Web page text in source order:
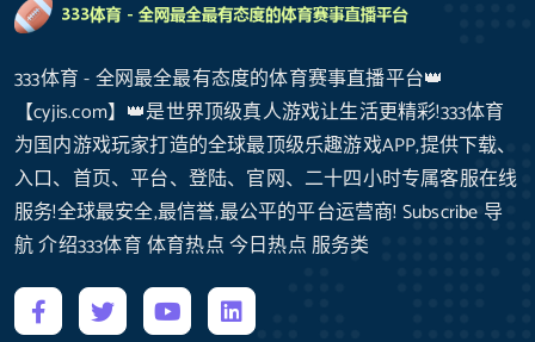
333体育 - 全网最全最有态度的体育赛事直播平台👑
【cyjis.com】👑是世界顶级真人游戏让生活更精彩!333体育
为国内游戏玩家打造的全球最顶级乐趣游戏APP,提供下载、
入口、首页、平台、登陆、官网、二十四小时专属客服在线
服务!全球最安全,最信誉,最公平的平台运营商! Subscribe 导
航 介绍333体育 体育热点 今日热点 服务类